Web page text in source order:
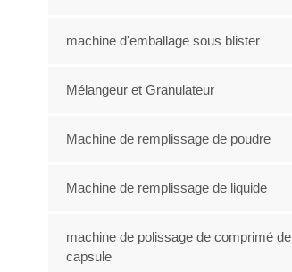
machine d'emballage sous blister
Mélangeur et Granulateur
Machine de remplissage de poudre
Machine de remplissage de liquide
machine de polissage de comprimé de
capsule